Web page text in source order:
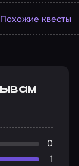
Похожие квесты
0
1